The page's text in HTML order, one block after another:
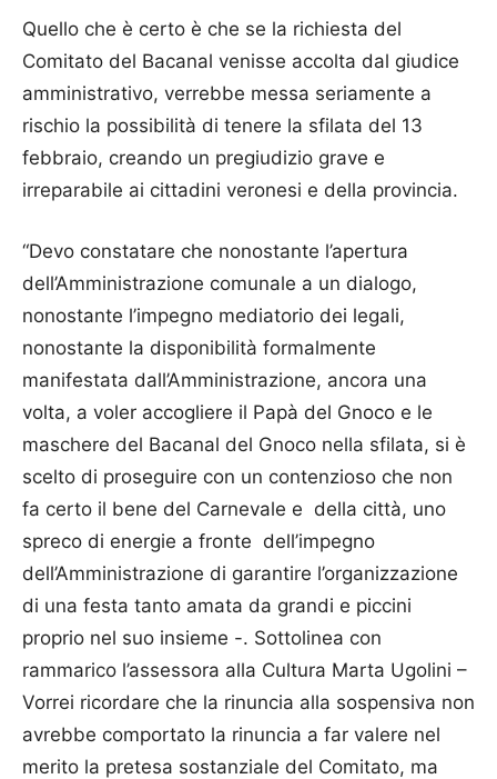
Quello che è certo è che se la richiesta del
Comitato del Bacanal venisse accolta dal giudice
amministrativo, verrebbe messa seriamente a
rischio la possibilità di tenere la sfilata del 13
febbraio, creando un pregiudizio grave e
irreparabile ai cittadini veronesi e della provincia.
“Devo constatare che nonostante l’apertura
dell’Amministrazione comunale a un dialogo,
nonostante l’impegno mediatorio dei legali,
nonostante la disponibilità formalmente
manifestata dall’Amministrazione, ancora una
volta, a voler accogliere il Papà del Gnoco e le
maschere del Bacanal del Gnoco nella sfilata, si è
scelto di proseguire con un contenzioso che non
fa certo il bene del Carnevale e della città, uno
spreco di energie a fronte dell’impegno
dell’Amministrazione di garantire l’organizzazione
di una festa tanto amata da grandi e piccini
proprio nel suo insieme -. Sottolinea con
rammarico l’assessora alla Cultura Marta Ugolini –
Vorrei ricordare che la rinuncia alla sospensiva non
avrebbe comportato la rinuncia a far valere nel
merito la pretesa sostanziale del Comitato, ma